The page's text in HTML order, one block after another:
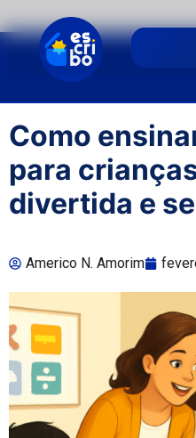
Como
para
divertida e
Americo N. Amorim